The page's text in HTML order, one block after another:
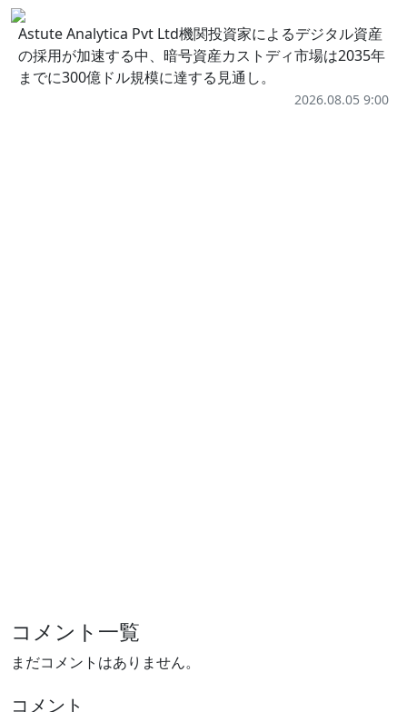
Astute Analytica Pvt Ltd機関投資家によるデジタル資産
の採用が加速する中、暗号資産カストディ市場は2035年
までに300億ドル規模に達する見通し。
2026.08.05 9:00
コメント一覧
まだコメントはありません。
コメント